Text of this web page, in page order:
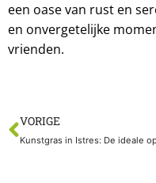
een oase van rust en
en onvergetelijke
vrienden.
VORIGE